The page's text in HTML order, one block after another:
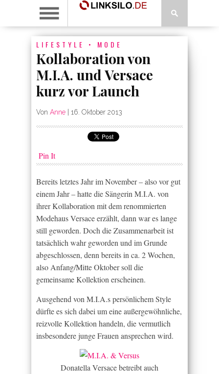
LIFESTYLE • MODE
Kollaboration von
M.I.A. und Versace
kurz vor Launch
Von Anne 16. Oktober 2013
Pin It
Bereits letztes Jahr im November – also vor gut
einem Jahr – hatte die Sängerin M.I.A. von
ihrer Kollaboration mit dem renommierten
Modehaus Versace erzählt, dann war es lange
still geworden. Doch die Zusammenarbeit ist
tatsächlich wahr geworden und im Grunde
abgeschlossen, denn bereits in ca. 2 Wochen,
also Anfang/Mitte Oktober soll die
gemeinsame Kollektion erscheinen.
Ausgehend von M.I.A.s persönlichem Style
dürfte es sich dabei um eine außergewöhnliche,
reizvolle Kollektion handeln, die vermutlich
insbesondere junge Frauen ansprechen wird.
Donatella Versace betreibt auch